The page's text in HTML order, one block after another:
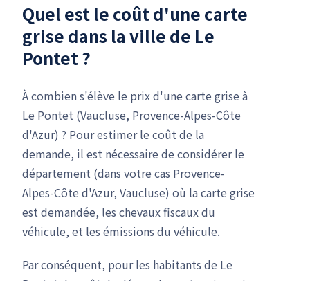
Quel est le coût d'une carte
grise dans la ville de Le
Pontet ?
À combien s'élève le prix d'une carte grise à
Le Pontet (Vaucluse, Provence-Alpes-Côte
d'Azur) ? Pour estimer le coût de la
demande, il est nécessaire de considérer le
département (dans votre cas Provence-
Alpes-Côte d'Azur, Vaucluse) où la carte grise
est demandée, les chevaux fiscaux du
véhicule, et les émissions du véhicule.
Par conséquent, pour les habitants de Le